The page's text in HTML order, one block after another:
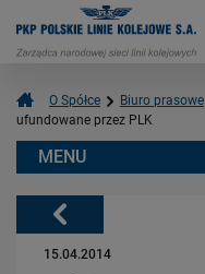
O Spółce Biuro prasowe
ufundowane przez PLK
Powrót
15.04.2014
MENU